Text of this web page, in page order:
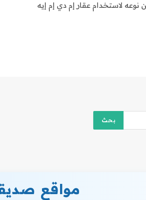
نوعه لاستخدام عقار إم دي إم إيه
مواقع